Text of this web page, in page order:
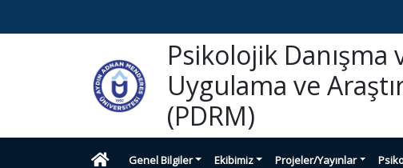
Psikolojik Danışma
Uygulama ve
(PDRM)
Genel Bilgiler Ekibimiz Projeler/Yayınlar